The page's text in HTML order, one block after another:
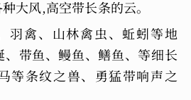
大风,高空带长条的云。
羽禽、山林禽虫、蚯蚓等地
、带鱼、鳗鱼、鳝鱼、等细长
等条纹之兽、勇猛带响声之